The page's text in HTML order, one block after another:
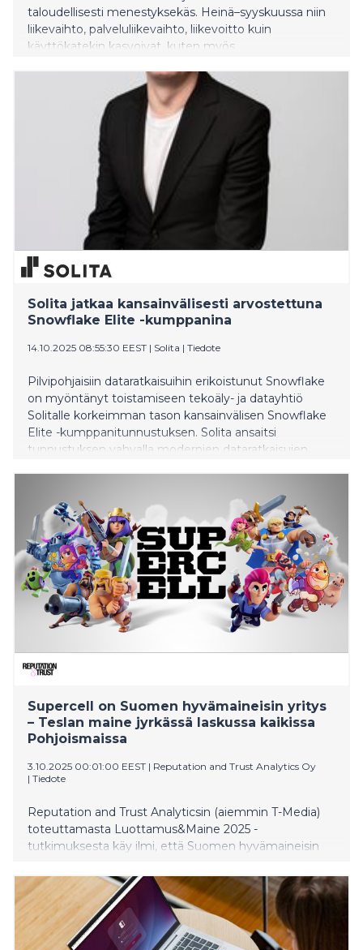
taloudellisesti menestyksekäs. Heinä–syyskuussa niin
liikevaihto, palveluliikevaihto, liikevoitto kuin
käyttökatekin kasvoivat, kuten myös
Solita jatkaa kansainvälisesti arvostettuna
Snowflake Elite -kumppanina
14.10.2025 08:55:30 EEST | Solita | Tiedote
Pilvipohjaisiin dataratkaisuihin erikoistunut Snowflake
on myöntänyt toistamiseen tekoäly- ja datayhtiö
Solitalle korkeimman tason kansainvälisen Snowflake
Elite -kumppanitunnustuksen. Solita ansaitsi
tunnustuksen vahvalla modernien dataratkaisujen
Yhtiö palkittiin eilisiltana myös Vuoden Data Cloud -
palvelukumppanina Suomessa ja Pohjoismaissa, sekä
Vuoden Data Cloud -kasvukumppanina Ruotsissa.
Supercell on Suomen hyvämaineisin yritys
– Teslan maine jyrkässä laskussa kaikissa
Pohjoismaissa
3.10.2025 00:01:00 EEST | Reputation and Trust Analytics Oy
| Tiedote
Reputation and Trust Analyticsin (aiemmin T-Media)
toteuttamasta Luottamus&Maine 2025 -
tutkimuksesta käy ilmi, että Suomen hyvämaineisin
Ponsse ja kolmannelle Fazer.